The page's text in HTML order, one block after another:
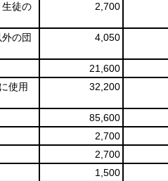
生徒の
2,700
外の団
4,050
21,600
使用
32,200
85,600
2,700
2,700
1,500